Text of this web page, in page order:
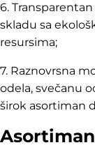
6.
skladu sa
resursima;
7. Raznovrsna
odela, svečanu
širok asortiman